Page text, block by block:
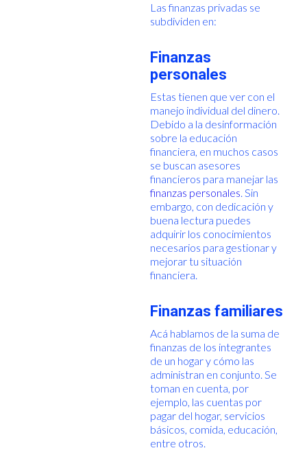
Las finanzas privadas se
subdividen en:
Finanzas
personales
Estas tienen que ver con el
manejo individual del dinero.
Debido a la desinformación
sobre la educación
financiera, en muchos casos
se buscan asesores
financieros para manejar las
finanzas personales. Sin
embargo, con dedicación y
buena lectura puedes
adquirir los conocimientos
necesarios para gestionar y
mejorar tu situación
financiera.
Finanzas familiares
Acá hablamos de la suma de
finanzas de los integrantes
de un hogar y cómo las
administran en conjunto. Se
toman en cuenta, por
ejemplo, las cuentas por
pagar del hogar, servicios
básicos, comida, educación,
entre otros.